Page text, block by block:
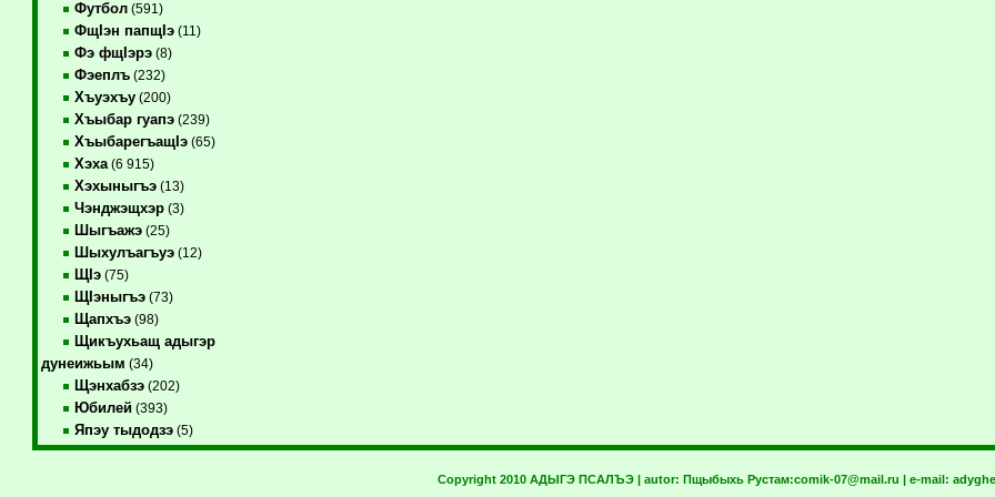
Футбол(591)
ФщIэн папщIэ(11)
Фэ фщIэрэ(8)
Фэеплъ(232)
Хъуэхъу(200)
Хъыбар гуапэ(239)
ХъыбарегъащIэ(65)
Хэха(6 915)
Хэхыныгъэ(13)
Чэнджэщхэр(3)
Шыгъажэ(25)
Шыхулъагъуэ(12)
ЩIэ(75)
ЩIэныгъэ(73)
Щапхъэ(98)
Щикъухьащ адыгэр
дунеижьым (34)
Щэнхабзэ(202)
Юбилей(393)
Япэу тыдодзэ(5)
Copyright 2010 АДЫГЭ ПСАЛЪЭ | autor: Пщыбыхь Рустам:comik-07@mail.ru | e-mail: